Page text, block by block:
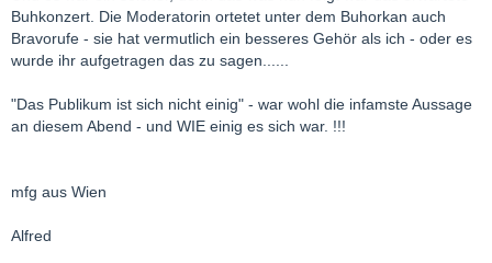
Buhkonzert. Die Moderatorin ortetet unter dem Buhorkan auch
Bravorufe - sie hat vermutlich ein besseres Gehör als ich - oder es
wurde ihr aufgetragen das zu sagen......
"Das Publikum ist sich nicht einig" - war wohl die infamste Aussage
an diesem Abend - und WIE einig es sich war. !!!
mfg aus Wien
Alfred